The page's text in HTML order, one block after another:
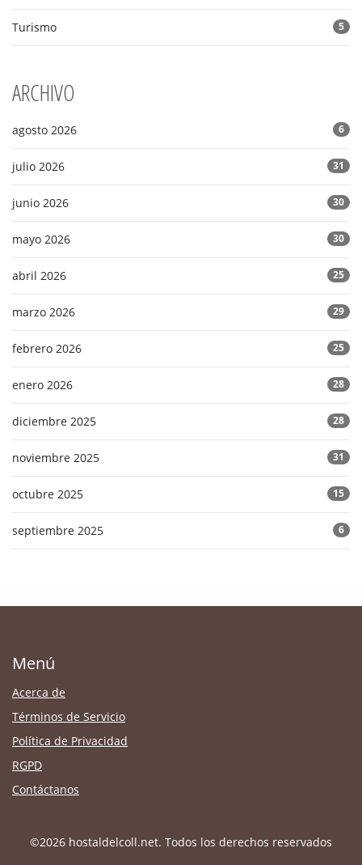
Turismo 5
ARCHIVO
agosto 2026 6
julio 2026 31
junio 2026 30
mayo 2026 30
abril 2026 25
marzo 2026 29
febrero 2026 25
enero 2026 28
diciembre 2025 28
noviembre 2025 31
octubre 2025 15
septiembre 2025 6
Menú
Acerca de
Términos de Servicio
Política de Privacidad
RGPD
Contáctanos
©2026 hostaldelcoll.net. Todos los derechos reservados